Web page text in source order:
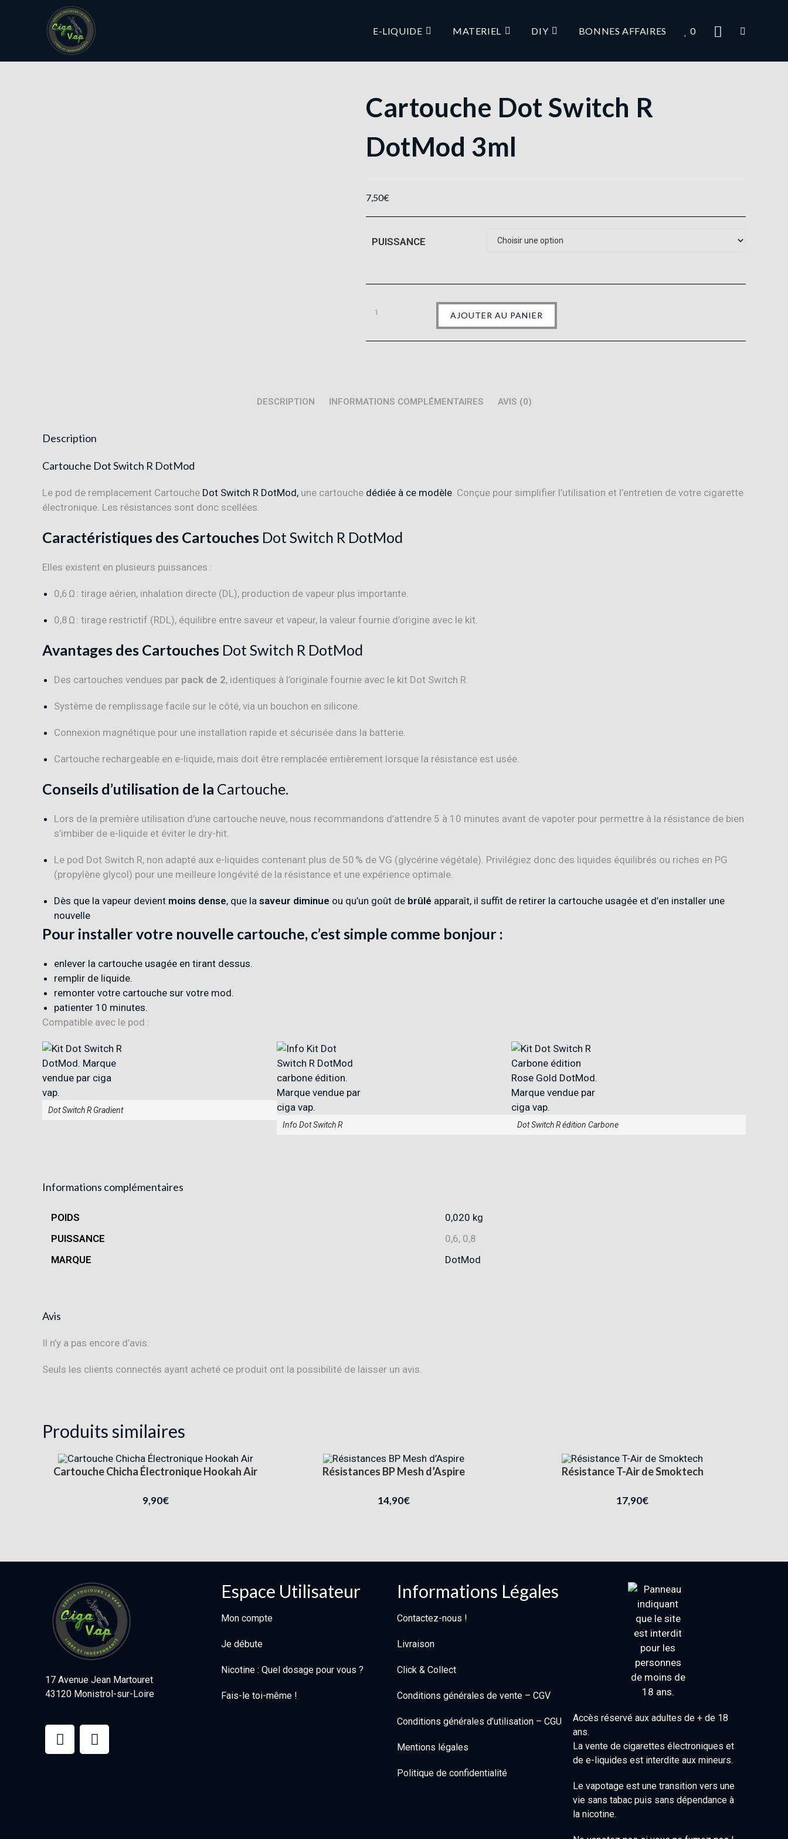
E-LIQUIDE MATERIEL DIY BONNES AFFAIRES 0
Cartouche Dot Switch R
DotMod 3ml
7,50€
PUISSANCE
AJOUTER AU PANIER
DESCRIPTION INFORMATIONS COMPLÉMENTAIRES AVIS (0)
Description
Cartouche Dot Switch R DotMod
Le pod de remplacement Cartouche Dot Switch R DotMod, une cartouche dédiée à ce modèle . Conçue pour simplifier l’utilisation et l’entretien de votre cigarette
électronique. Les résistances sont donc scellées.
Caractéristiques des Cartouches Dot Switch R DotMod
Elles existent en plusieurs puissances :
0,6 Ω : tirage aérien, inhalation directe (DL), production de vapeur plus importante
0,8 Ω : tirage restrictif (RDL), équilibre entre saveur et vapeur, la valeur fournie d’origine avec le kit.
Avantages des Cartouches Dot Switch R DotMod
Des cartouches vendues par pack de 2, identiques à l’originale fournie avec le kit Dot Switch R
Système de remplissage facile sur le côté, via un bouchon en silicone
Connexion magnétique pour une installation rapide et sécurisée dans la batterie
Cartouche rechargeable en e-liquide, mais doit être remplacée entièrement lorsque la résistance est usée
Conseils d’utilisation de la Cartouche.
Lors de la première utilisation d’une cartouche neuve, nous recommandons d’attendre 5 à 10 minutes avant de vapoter pour permettre à la résistance de bien
s’imbiber de e-liquide et éviter le dry-hit
Le pod Dot Switch R, non adapté aux e-liquides contenant plus de 50 % de VG (glycérine végétale). Privilégiez donc des liquides équilibrés ou riches en PG
(propylène glycol) pour une meilleure longévité de la résistance et une expérience optimale.
Dès que la vapeur devient moins dense, que la saveur diminue ou qu’un goût de brûlé apparaît, il suffit de retirer la cartouche usagée et d’en installer une
nouvelle
Pour installer votre nouvelle cartouche, c’est simple comme bonjour :
enlever la cartouche usagée en tirant dessus.
remplir de liquide.
remonter votre cartouche sur votre mod.
patienter 10 minutes.
Compatible avec le pod :
Dot Switch R Gradient
Info Dot Switch R
Dot Switch R édition Carbone
Informations complémentaires
POIDS
0,020 kg
PUISSANCE
0,6, 0,8
MARQUE
DotMod
Avis
Il n’y a pas encore d’avis.
Seuls les clients connectés ayant acheté ce produit ont la possibilité de laisser un avis.
Produits similaires
Cartouche Chicha Électronique Hookah Air
9,90€
Résistances BP Mesh d’Aspire
14,90€
Résistance T-Air de Smoktech
17,90€
17 Avenue Jean Martouret
43120 Monistrol-sur-Loire
Espace Utilisateur
Mon compte
Je débute
Nicotine : Quel dosage pour vous ?
Fais-le toi-même !
Informations Légales
Contactez-nous !
Livraison
Click & Collect
Conditions générales de vente – CGV
Conditions générales d’utilisation – CGU
Mentions légales
Politique de confidentialité
Accès réservé aux adultes de + de 18
ans.
La vente de cigarettes électroniques et
de e-liquides est interdite aux mineurs.
Le vapotage est une transition vers une
vie sans tabac puis sans dépendance à
la nicotine.